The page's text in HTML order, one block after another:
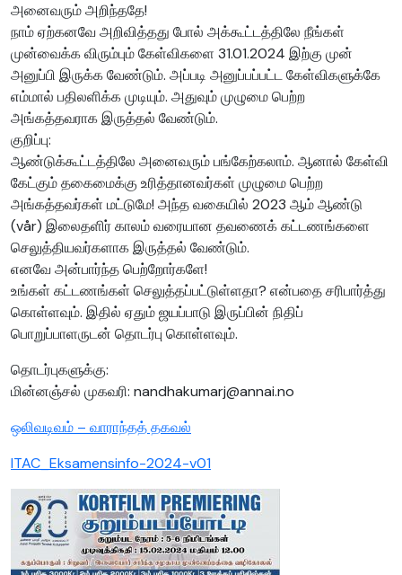
அனைவரும் அறிந்ததே!
நாம் ஏற்கனவே அறிவித்தது போல் அக்கூட்டத்திலே நீங்கள்
முன்வைக்க விரும்பும் கேள்விகளை 31.01.2024 இற்கு முன்
அனுப்பி இருக்க வேண்டும். அப்படி அனுப்பப்பட்ட கேள்விகளுக்கே
எம்மால் பதிலளிக்க முடியும். அதுவும் முழுமை பெற்ற
அங்கத்தவராக இருத்தல் வேண்டும்.
குறிப்பு:
ஆண்டுக்கூட்டத்திலே அனைவரும் பங்கேற்கலாம். ஆனால் கேள்வி
கேட்கும் தகைமைக்கு உரித்தானவர்கள் முழுமை பெற்ற
அங்கத்தவர்கள் மட்டுமே! அந்த வகையில் 2023 ஆம் ஆண்டு
(vår) இலைதளிர் காலம் வரையான தவணைக் கட்டணங்களை
செலுத்தியவர்களாக இருத்தல் வேண்டும்.
எனவே அன்பார்ந்த பெற்றோர்களே!
உங்கள் கட்டணங்கள் செலுத்தப்பட்டுள்ளதா? என்பதை சரிபார்த்து
கொள்ளவும். இதில் ஏதும் ஜயப்பாடு இருப்பின் நிதிப்
பொறுப்பாளருடன் தொடர்பு கொள்ளவும்.
தொடர்புகளுக்கு:
மின்னஞ்சல் முகவரி: nandhakumarj@annai.no
ஒலிவடிவம் – வாராந்தத் தகவல்
ITAC_Eksamensinfo-2024-v01